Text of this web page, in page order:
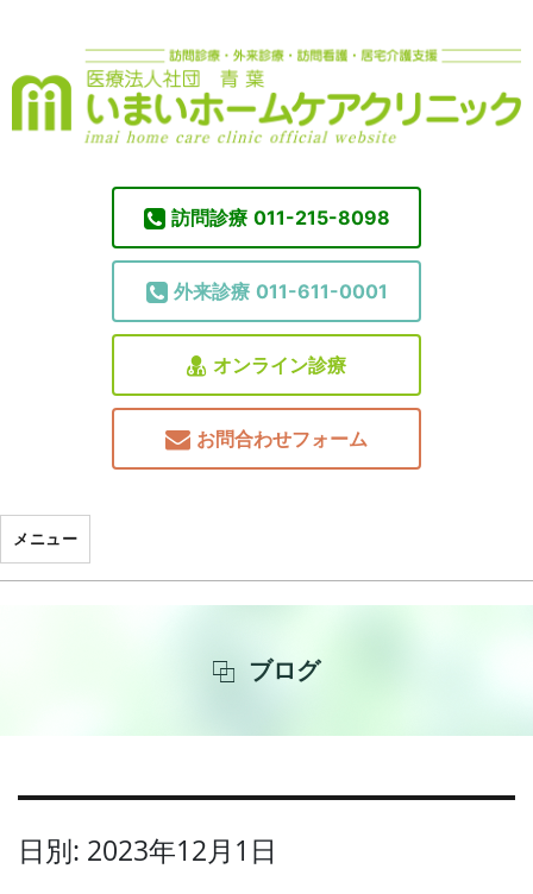
訪問診療 011-215-8098
外来診療 011-611-0001
オンライン診療
お問合わせフォーム
メニュー
ブログ
日別: 2023年12月1日